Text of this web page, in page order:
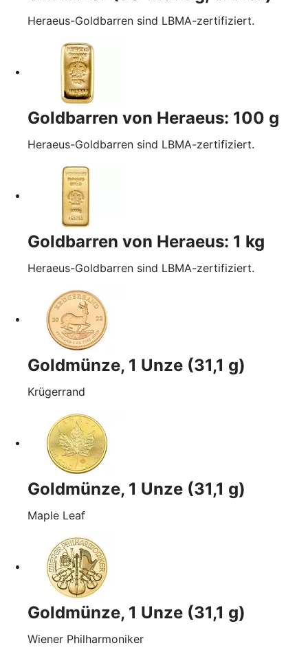
Heraeus-Goldbarren sind LBMA-zertifiziert.
Goldbarren von Heraeus: 100 g
Heraeus-Goldbarren sind LBMA-zertifiziert.
Goldbarren von Heraeus: 1 kg
Heraeus-Goldbarren sind LBMA-zertifiziert.
Goldmünze, 1 Unze (31,1 g)
Krügerrand
Goldmünze, 1 Unze (31,1 g)
Maple Leaf
Goldmünze, 1 Unze (31,1 g)
Wiener Philharmoniker